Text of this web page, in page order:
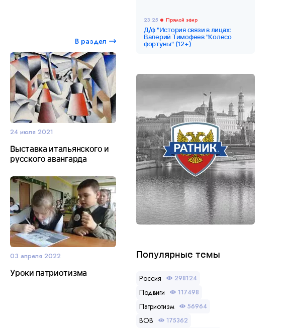
В раздел
24 июля 2021
Выставка итальянского и
русского авангарда
03 апреля 2022
Уроки патриотизма
23:25 Прямой эфир
Д/ф "История связи в лицах:
Валерий Тимофеев "Колесо
фортуны" (12+)
Популярные темы
Россия 298124
Подвиги 117498
Патриотизм 56964
ВОВ 175362